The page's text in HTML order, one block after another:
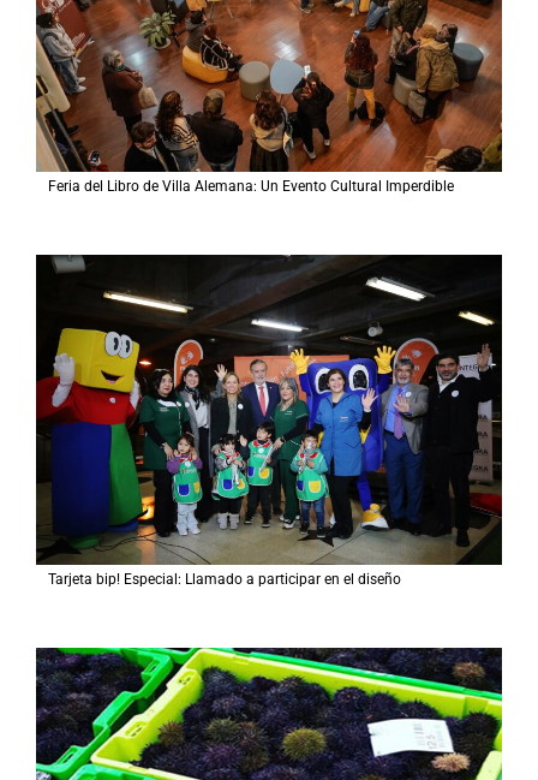
Feria del Libro de Villa Alemana: Un Evento Cultural Imperdible
Tarjeta bip! Especial: Llamado a participar en el diseño